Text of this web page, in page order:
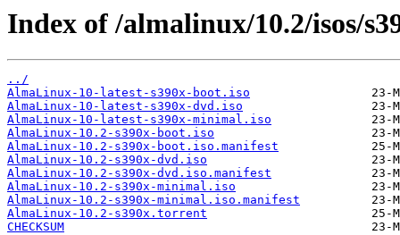
Index of /almalinux/10.2/isos/
../
AlmaLinux-10-latest-s390x-boot.iso
AlmaLinux-10-latest-s390x-dvd.iso
AlmaLinux-10-latest-s390x-minimal.iso
AlmaLinux-10.2-s390x-boot.iso
AlmaLinux-10.2-s390x-boot.iso.manifest
AlmaLinux-10.2-s390x-dvd.iso
AlmaLinux-10.2-s390x-dvd.iso.manifest
AlmaLinux-10.2-s390x-minimal.iso
AlmaLinux-10.2-s390x-minimal.iso.manifest
AlmaLinux-10.2-s390x.torrent
CHECKSUM